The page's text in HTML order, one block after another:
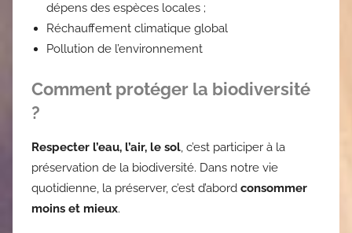
dépens des espèces locales ;
Réchauffement climatique global
Pollution de l’environnement
Comment protéger la biodiversité
?
Respecter l’eau, l’air, le sol, c’est participer à la
préservation de la biodiversité. Dans notre vie
quotidienne, la préserver, c’est d’abord consommer
moins et mieux.